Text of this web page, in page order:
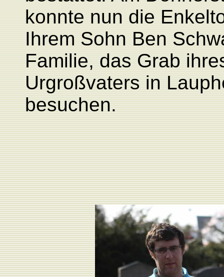
konnte nun die
Ihrem Sohn Ben
Familie, das Grab
Urgroßvaters in
besuchen.